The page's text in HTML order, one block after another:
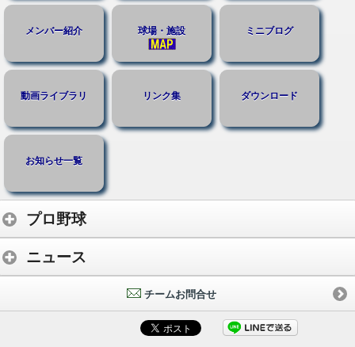
メンバー紹介 球場・施設 ミニブログ
動画ライブラリ リンク集 ダウンロード
お知らせ一覧
プロ野球
ニュース
チームお問合せ